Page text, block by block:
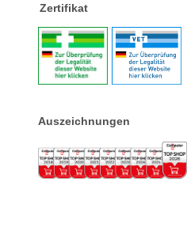
Zertifikat
Auszeichnungen